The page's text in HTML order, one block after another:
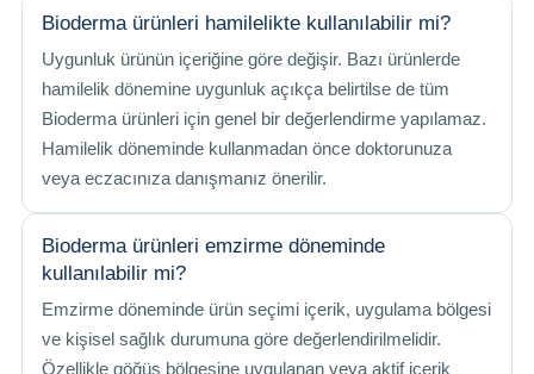
Bioderma ürünleri hamilelikte kullanılabilir mi?
Uygunluk ürünün içeriğine göre değişir. Bazı ürünlerde
hamilelik dönemine uygunluk açıkça belirtilse de tüm
Bioderma ürünleri için genel bir değerlendirme yapılamaz.
Hamilelik döneminde kullanmadan önce doktorunuza
veya eczacınıza danışmanız önerilir.
Bioderma ürünleri emzirme döneminde
kullanılabilir mi?
Emzirme döneminde ürün seçimi içerik, uygulama bölgesi
ve kişisel sağlık durumuna göre değerlendirilmelidir.
Özellikle göğüs bölgesine uygulanan veya aktif içerik